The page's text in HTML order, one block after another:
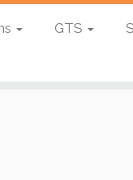
GTS